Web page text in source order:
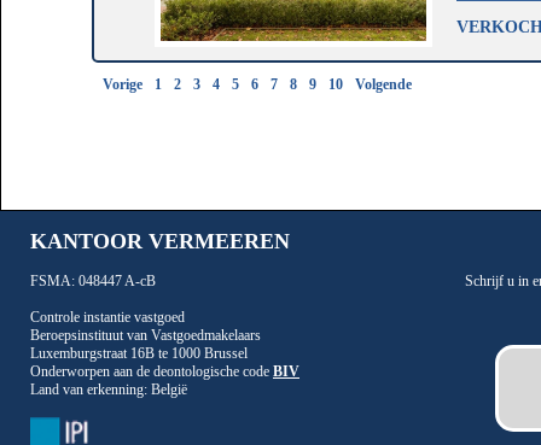
Vorige 1 2 3 4 5 6 7 8 9 10 Volgende
KANTOOR VERMEEREN
FSMA: 048447 A-cB
Controle instantie vastgoed
Beroepsinstituut van Vastgoedmakelaars
Luxemburgstraat 16B te 1000 Brussel
Onderworpen aan de deontologische code BIV
Land van erkenning: België
Schrijf u in